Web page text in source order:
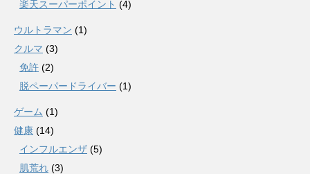
楽天スーパーポイント (4)
ウルトラマン (1)
クルマ (3)
免許 (2)
脱ペーパードライバー (1)
ゲーム (1)
健康 (14)
インフルエンザ (5)
肌荒れ (3)